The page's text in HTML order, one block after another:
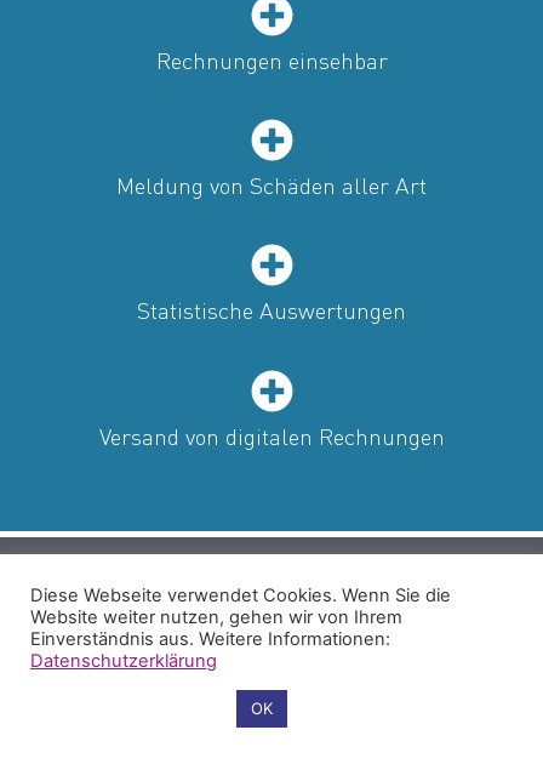
Rechnungen einsehbar
Meldung von Schäden aller Art
Statistische Auswertungen
Versand von digitalen Rechnungen
Diese Webseite verwendet Cookies. Wenn Sie die
Website weiter nutzen, gehen wir von Ihrem
Einverständnis aus. Weitere Informationen:
Datenschutzerklärung
OK